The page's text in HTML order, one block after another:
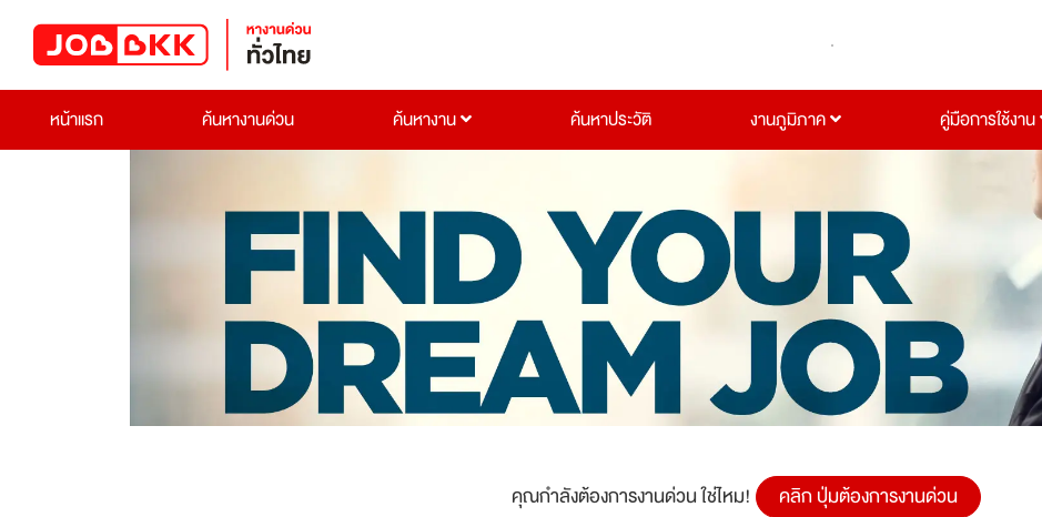
หน้าแรก
ค้นหางานด่วน ค้นหางาน ค้นหาประวัติ งานภูมิภาค คู่มือการใช้งาน
คุณกำลังต้องการงานด่วน ใช่ไหม! คลิก ปุ่มต้องการงานด่วน